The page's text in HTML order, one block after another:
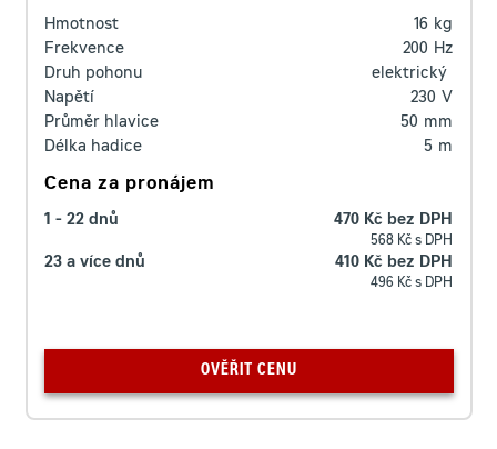
Hmotnost 16 kg
Frekvence
200 Hz
Druh pohonu
elektrický
Napětí
230 V
Průměr hlavice
50 mm
Délka hadice
5 m
Cena za pronájem
1 - 22 dnů 470 Kč bez DPH
568 Kč s DPH
23 a více dnů 410 Kč bez DPH
496 Kč s DPH
OVĚŘIT CENU